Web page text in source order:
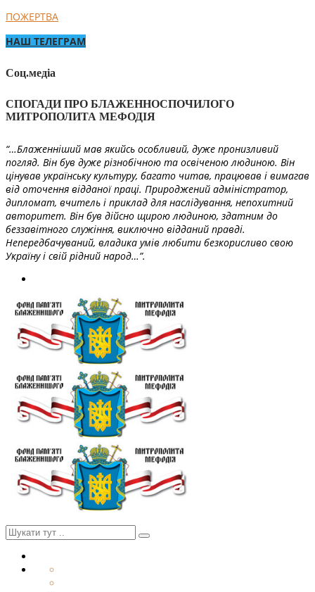
ПОЖЕРТВА
НАШ ТЕЛЕГРАМ
Соц.медіа
СПОГАДИ ПРО БЛАЖЕННОСПОЧИЛОГО
МИТРОПОЛИТА МЕФОДІЯ
“…Блаженніший мав якийсь особливий, дуже пронизливий
погляд. Він був дуже різнобічною та освіченою людиною. Він
цінував українську культуру, багато читав, працював і вимагав
від оточення відданої праці. Природжений адміністратор,
дипломат, вчитель і приклад для наслідування, непохитний
авторитет. Він був дійсно щирою людиною, здатним до
беззавітного служіння, виключно відданий правді.
Непередбачуваний, владика умів любити безкорисливо свою
Україну і свій рідний народ…”.